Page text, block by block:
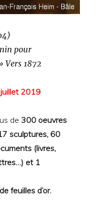
pour
Vers 1872
2019
de300 oeuvres
sculptures, 60
(livres,
et 1
feuilles d’or.